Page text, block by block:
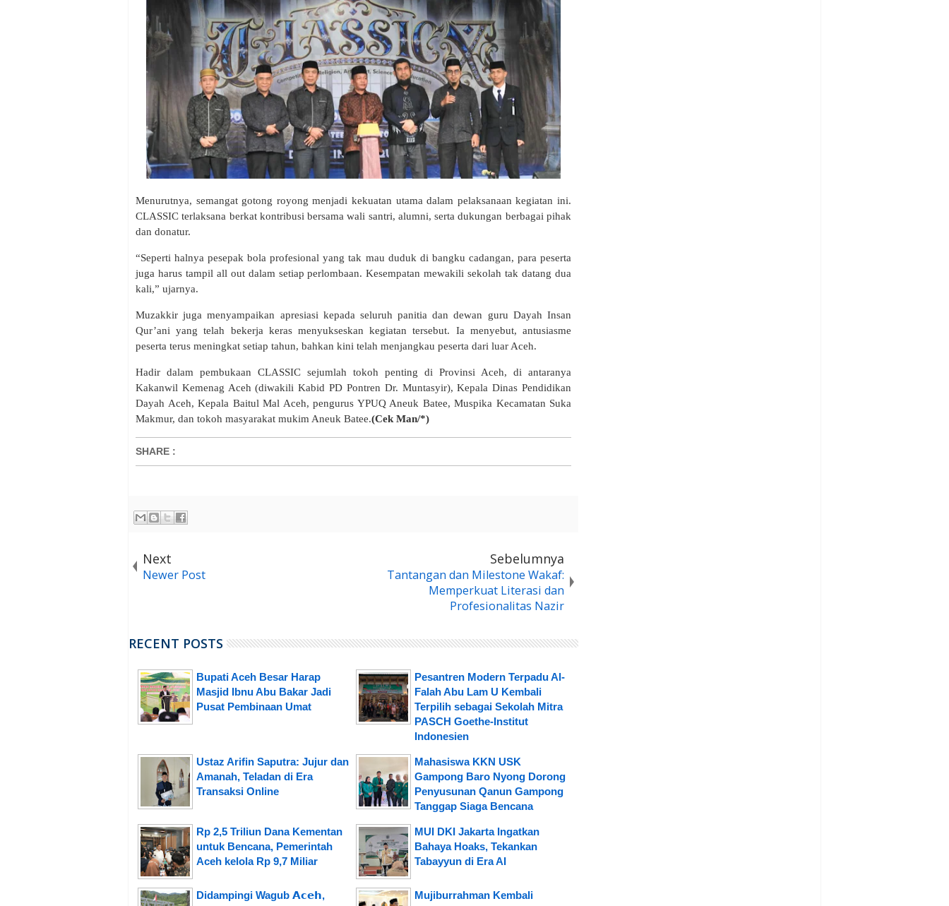
Menurutnya, semangat gotong royong menjadi kekuatan utama dalam pelaksanaan kegiatan ini.
CLASSIC terlaksana berkat kontribusi bersama wali santri, alumni, serta dukungan berbagai pihak
dan donatur.
“Seperti halnya pesepak bola profesional yang tak mau duduk di bangku cadangan, para peserta
juga harus tampil all out dalam setiap perlombaan. Kesempatan mewakili sekolah tak datang dua
kali,” ujarnya.
Muzakkir juga menyampaikan apresiasi kepada seluruh panitia dan dewan guru Dayah Insan
Qur’ani yang telah bekerja keras menyukseskan kegiatan tersebut. Ia menyebut, antusiasme
peserta terus meningkat setiap tahun, bahkan kini telah menjangkau peserta dari luar Aceh.
Hadir dalam pembukaan CLASSIC sejumlah tokoh penting di Provinsi Aceh, di antaranya
Kakanwil Kemenag Aceh (diwakili Kabid PD Pontren Dr. Muntasyir), Kepala Dinas Pendidikan
Dayah Aceh, Kepala Baitul Mal Aceh, pengurus YPUQ Aneuk Batee, Muspika Kecamatan Suka
Makmur, dan tokoh masyarakat mukim Aneuk Batee.(Cek Man/*)
SHARE :
Next
Newer Post
Sebelumnya
Tantangan dan Milestone Wakaf:
Memperkuat Literasi dan
Profesionalitas Nazir
RECENT POSTS
Bupati Aceh Besar Harap
Masjid Ibnu Abu Bakar Jadi
Pusat Pembinaan Umat
Pesantren Modern Terpadu Al-
Falah Abu Lam U Kembali
Terpilih sebagai Sekolah Mitra
PASCH Goethe-Institut
Indonesien
Ustaz Arifin Saputra: Jujur dan
Amanah, Teladan di Era
Transaksi Online
Mahasiswa KKN USK
Gampong Baro Nyong Dorong
Penyusunan Qanun Gampong
Tanggap Siaga Bencana
Rp 2,5 Triliun Dana Kementan
untuk Bencana, Pemerintah
Aceh kelola Rp 9,7 Miliar
MUI DKI Jakarta Ingatkan
Bahaya Hoaks, Tekankan
Tabayyun di Era AI
Didampingi Wagub 𝗔𝗰𝗲𝗵,
Mujiburrahman Kembali